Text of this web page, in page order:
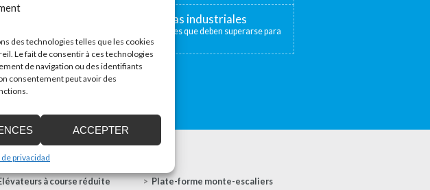
des technologies telles que les cookies
Le fait de consentir à ces technologies
de navigation ou des identifiants
consentement peut avoir des
ACCEPTER
privacidad
de las plataformas elevadoras industriales
centros industriales existen distintos niveles que deben superarse para
mercancías...
à course réduite
Plate-forme monte-escaliers